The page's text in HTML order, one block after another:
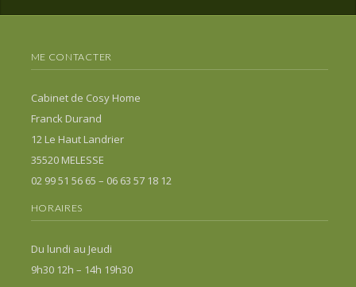
ME CONTACTER
Cabinet de Cosy Home
Franck Durand
12 Le Haut Landrier
35520 MELESSE
02 99 51 56 65 – 06 63 57 18 12
HORAIRES
Du lundi au Jeudi
9h30 12h – 14h 19h30